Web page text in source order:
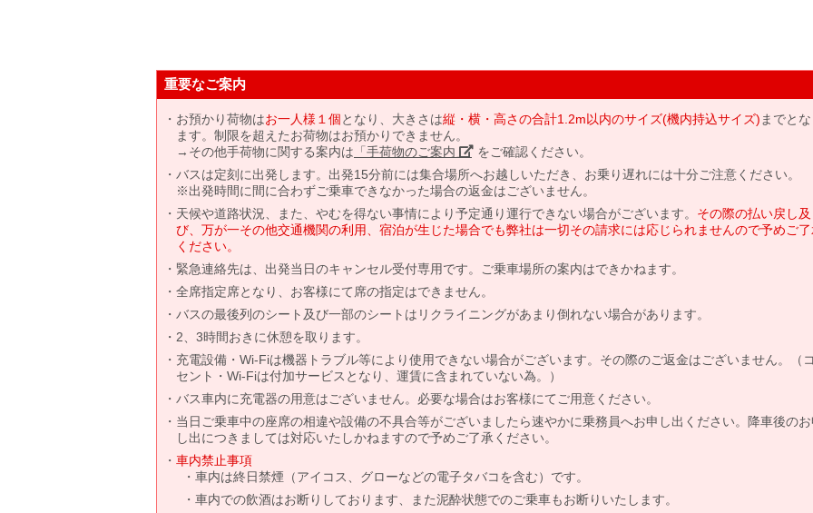
重要なご案内
お預かり荷物はお一人様１個となり、大きさは縦・横・高さの合計1.2m以内のサイズ(機内持込サイズ) までと
ます。制限を超えたお荷物はお預かりできません。
→その他手荷物に関する案内は 「手荷物のご案内」 をご確認ください。
バスは定刻に出発します。出発15分前には集合場所へお越しいただき、お乗り遅れには十分ご注意ください。
※出発時間に間に合わずご乗車できなかった場合の返金はございません。
天候や道路状況、また、やむを得ない事情により予定通り運行できない場合がございます。 その際の払い戻し及
び、万が一その他交通機関の利用、宿泊が生じた場合でも弊社は一切その請求には応じられませんので予めご
ください。
緊急連絡先は、出発当日のキャンセル受付専用です。ご乗車場所の案内はできかねます。
全席指定席となり、お客様にて席の指定はできません。
バスの最後列のシート及び一部のシートはリクライニングがあまり倒れない場合があります。
2、3時間おきに休憩を取ります。
充電設備・Wi-Fiは機器トラブル等により使用できない場合がございます。その際のご返金はございません。（
セント・Wi-Fiは付加サービスとなり、運賃に含まれていない為。）
バス車内に充電器の用意はございません。必要な場合はお客様にてご用意ください。
当日ご乗車中の座席の相違や設備の不具合等がございましたら速やかに乗務員へお申し出ください。降車後の
し出につきましては対応いたしかねますので予めご了承ください。
車内禁止事項
車内は終日禁煙（アイコス、グローなどの電子タバコを含む）です。
車内での飲酒はお断りしております、また泥酔状態でのご乗車もお断りいたします。